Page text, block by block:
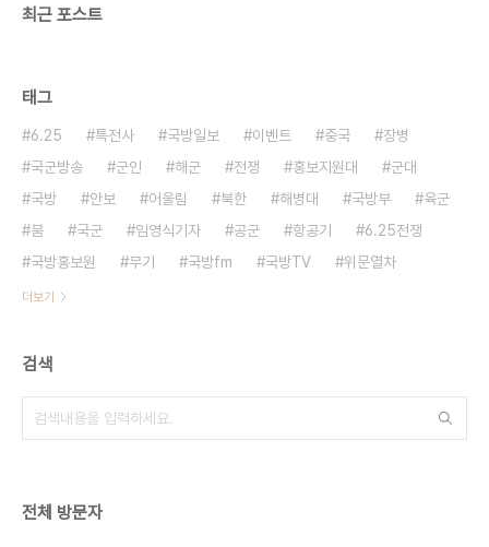
최근 포스트
태그
6.25 특전사 국방일보 이벤트 중국
장병
국군방송
군인 해군 전쟁 홍보지원대
군대
국방
안보 어울림 북한 해병대 국방부
육군
붐
국군 임영식기자 공군 항공기
6.25전쟁
국방홍보원
무기 국방fm 국방TV 위문열차
더보기
검색
전체 방문자